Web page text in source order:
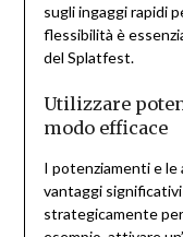
sugli ingaggi rapidi
flessibilità è
del Splatfest.
Utilizzare
modo efficace
I potenziamenti e le
vantaggi
strategicamente